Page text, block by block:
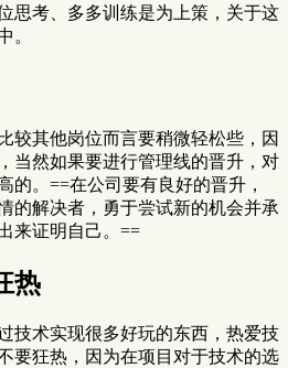
思考、多多训练是为上策，关于这
。
较其他岗位而言要稍微轻松些，因
当然如果要进行管理线的晋升，对
的。==在公司要有良好的晋升，
的解决者，勇于尝试新的机会并承
来证明自己。==
热
技术实现很多好玩的东西，热爱技
要狂热，因为在项目对于技术的选